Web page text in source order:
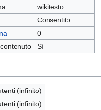
wikitesto
Consentito
0
Sì
(infinito)
(infinito)